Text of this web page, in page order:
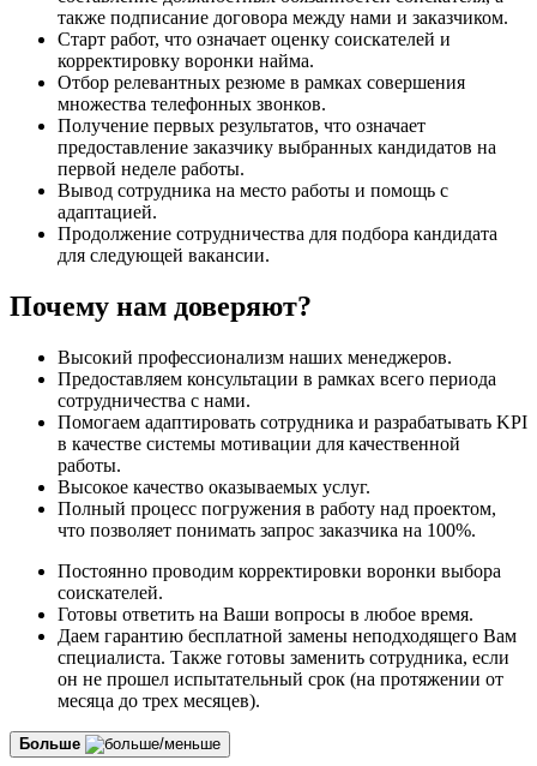
также подписание договора между нами и заказчиком.
Старт работ, что означает оценку соискателей и
корректировку воронки найма.
Отбор релевантных резюме в рамках совершения
множества телефонных звонков.
Получение первых результатов, что означает
предоставление заказчику выбранных кандидатов на
первой неделе работы.
Вывод сотрудника на место работы и помощь с
адаптацией.
Продолжение сотрудничества для подбора кандидата
для следующей вакансии.
Почему нам доверяют?
Высокий профессионализм наших менеджеров.
Предоставляем консультации в рамках всего периода
сотрудничества с нами.
Помогаем адаптировать сотрудника и разрабатывать KPI
в качестве системы мотивации для качественной
работы.
Высокое качество оказываемых услуг.
Полный процесс погружения в работу над проектом,
что позволяет понимать запрос заказчика на 100%.
Постоянно проводим корректировки воронки выбора
соискателей.
Готовы ответить на Ваши вопросы в любое время.
Даем гарантию бесплатной замены неподходящего Вам
специалиста. Также готовы заменить сотрудника, если
он не прошел испытательный срок (на протяжении от
месяца до трех месяцев).
Больше